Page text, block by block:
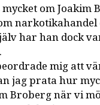
om Joakim
narkotikahandel
har han dock
mig att
jag prata hur
Broberg när vi